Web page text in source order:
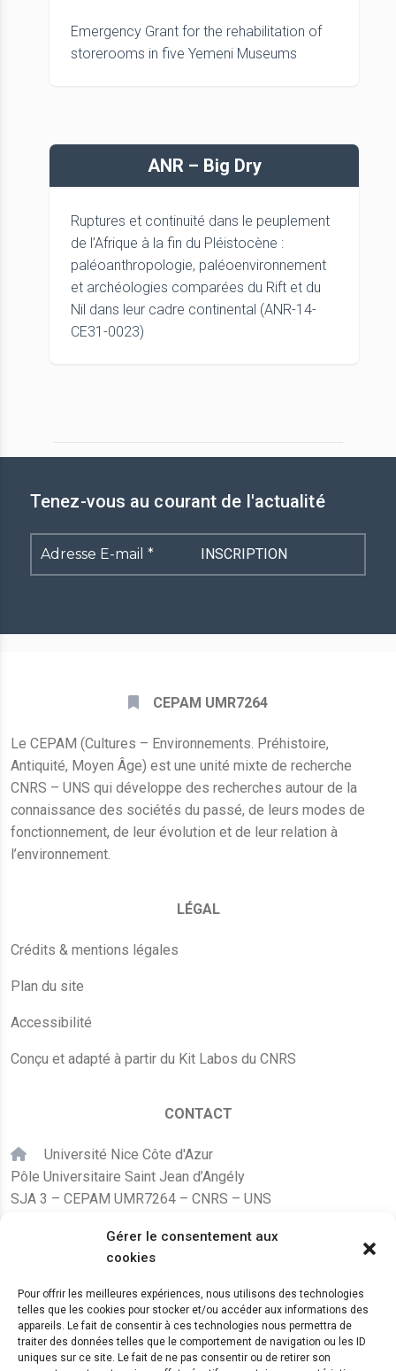
Gérer le consentement aux
cookies
Pour offrir les meilleures expériences, nous utilisons des technologies
telles que les cookies pour stocker et/ou accéder aux informations des
appareils. Le fait de consentir à ces technologies nous permettra de
traiter des données telles que le comportement de navigation ou les ID
uniques sur ce site. Le fait de ne pas consentir ou de retirer son
Emergency Grant for the rehabilitation of
storerooms in five Yemeni Museums
ANR – Big Dry
Ruptures et continuité dans le peuplement
de l’Afrique à la fin du Pléistocène :
paléoanthropologie, paléoenvironnement
et archéologies comparées du Rift et du
Nil dans leur cadre continental (ANR-14-
CE31-0023)
Tenez-vous au courant de l'actualité
Adresse
E-
CEPAM UMR7264
Le CEPAM (Cultures – Environnements. Préhistoire,
Antiquité, Moyen Âge) est une unité mixte de recherche
CNRS – UNS qui développe des recherches autour de la
connaissance des sociétés du passé, de leurs modes de
fonctionnement, de leur évolution et de leur relation à
l’environnement.
LÉGAL
Crédits & mentions légales
Plan du site
Accessibilité
Conçu et adapté à partir du Kit Labos du CNRS
CONTACT
Université Nice Côte d'Azur
Pôle Universitaire Saint Jean d’Angély
SJA 3 – CEPAM UMR7264 – CNRS – UNS
+33 (0)4 89 15 24 08